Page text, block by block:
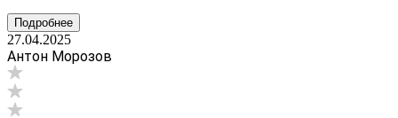
Подробнее
27.04.2025
Антон Морозов